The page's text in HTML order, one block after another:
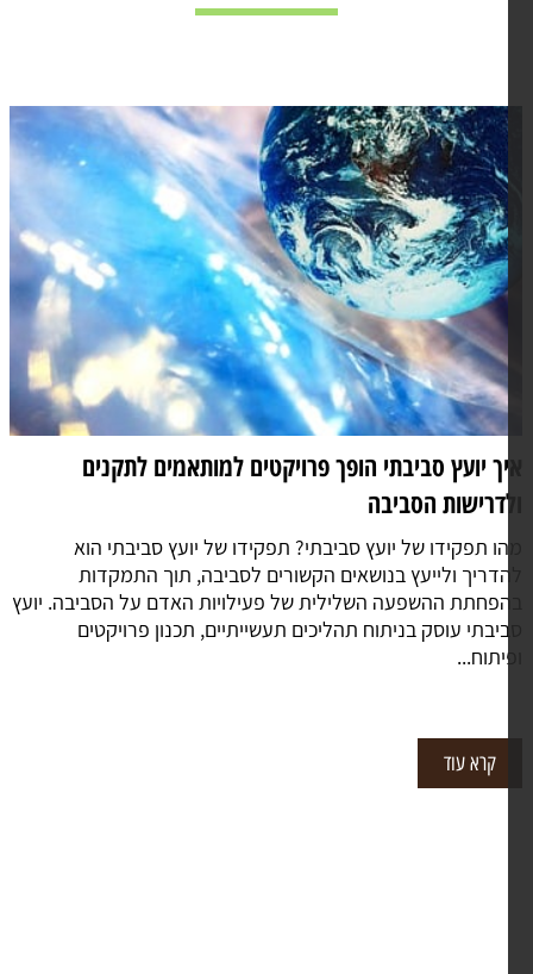
יועץ סביבתי הופך פרויקטים למותאמים לתקנים
הסביבה
תפקידו של יועץ סביבתי? תפקידו של יועץ סביבתי הוא
ולייעץ בנושאים הקשורים לסביבה, תוך התמקדות
ההשפעה השלילית של פעילויות האדם על הסביבה. יועץ
עוסק בניתוח תהליכים תעשייתיים, תכנון פרויקטים
קרא עוד